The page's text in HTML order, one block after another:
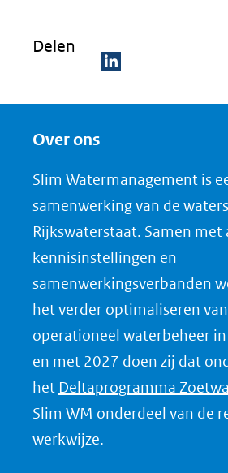
Delen
n
o
p
L
i
n
k
e
d
I
Over ons
Slim Watermanagement is
samenwerking van de
Rijkswaterstaat. Samen met
kennisinstellingen en
samenwerkingsverbanden
het verder optimaliseren
operationeel waterbeheer
en met 2027 doen zij dat
het Deltaprogramma
Slim WM onderdeel van de
werkwijze.